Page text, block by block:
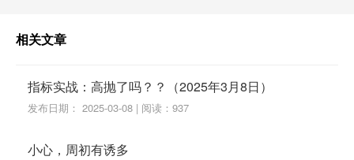
相关文章
指标实战：高抛了吗？？（2025年3月8日）
发布日期： 2025-03-08 | 阅读：937
小心，周初有诱多